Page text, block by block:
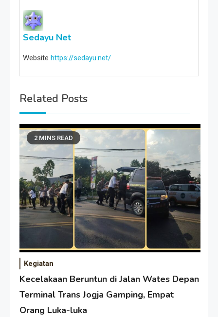
Sedayu Net
Website https://sedayu.net/
Related Posts
2 MINS READ
Kegiatan
Kecelakaan Beruntun di Jalan Wates Depan
Terminal Trans Jogja Gamping, Empat
Orang Luka-luka